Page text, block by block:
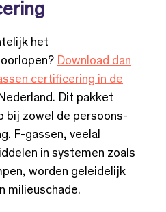
het
Download dan
certificering in de
Dit pakket
bij zowel de persoons-
F-gassen, veelal
in systemen zoals
worden geleidelijk
milieuschade.